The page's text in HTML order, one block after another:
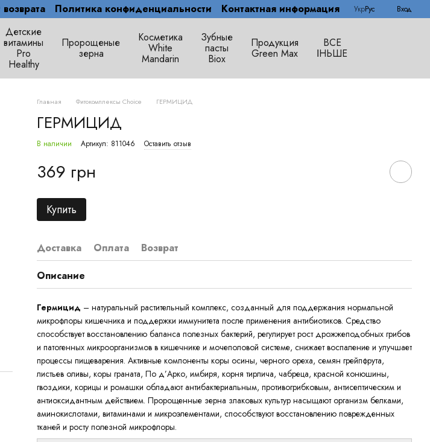
Политика конфиденциальности Контактная информация УкрРус Вход
Детские
витамины
Pro
Healthy
Пророщеные
зерна
Косметика
White
Mandarin
Зубные
пасты
Biox
Продукция
Green Max
ВСЕ
ІНЬШЕ
Главная Фитокомплексы Choice ГЕРМИЦИД
ГЕРМИЦИД
В наличии Артикул: 811046 Оставить отзыв
369 грн
Купить
Доставка Оплата
Возврат
Описание
Гермицид – натуральный растительный комплекс, созданный для поддержания нормальной
микрофлоры кишечника и поддержки иммунитета после применения антибиотиков. Средство
способствует восстановлению баланса полезных бактерий, регулирует рост дрожжеподобных грибов
и патогенных микроорганизмов в кишечнике и мочеполовой системе, снижает воспаление и улучшает
процессы пищеварения. Активные компоненты коры осины, черного ореха, семян грейпфрута,
листьев оливы, коры граната, По д’Арко, имбиря, корня тирлича, чабреца, красной конюшины,
гвоздики, корицы и ромашки обладают антибактериальным, противогрибковым, антисептическим и
антиоксидантным действием. Пророщенные зерна злаковых культур насыщают организм белками,
аминокислотами, витаминами и микроэлементами, способствуют восстановлению поврежденных
тканей и росту полезной микрофлоры.